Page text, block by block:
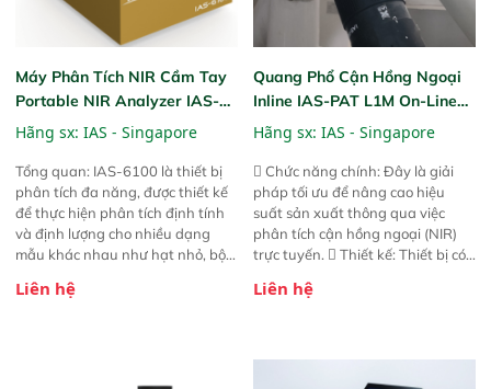
Máy Phân Tích NIR Cầm Tay
Portable NIR Analyzer IAS-
6100
Hãng sx: IAS - Singapore
Tổng quan: IAS-6100 là thiết bị
phân tích đa năng, được thiết kế
để thực hiện phân tích định tính
và định lượng cho nhiều dạng
mẫu khác nhau như hạt nhỏ, bột,
này cho phép bất kỳ ai cũng có
Liên hệ
Quang Phổ Cận Hồng Ngoại
Inline IAS-PAT L1M On-Line
NIR
Hãng sx: IAS - Singapore
 Chức năng chính: Đây là giải
pháp tối ưu để nâng cao hiệu
suất sản xuất thông qua việc
phân tích cận hồng ngoại (NIR)
trực tuyến.  Thiết kế: Thiết bị có
hỗ trợ tản nhiệt tăng cường và đã
năng theo dõi thông số theo thời
gian thực và trực quan hóa dữ
Liên hệ